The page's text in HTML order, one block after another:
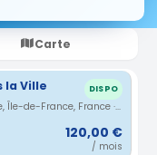
Carte
la Ville DISPO
7 Rue Pasteur, Mantes-la-Ville, Île-de-France, France · 0.55 km
120,00 €
/ mois